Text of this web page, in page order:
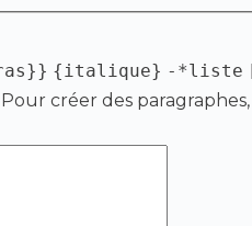
{italique} -*liste
Pour créer des